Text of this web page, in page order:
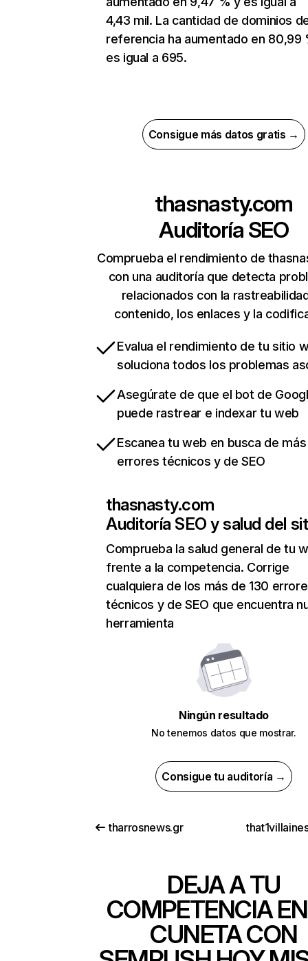
4,43 mil. La cantidad de dominios
referencia ha aumentado en 80,99
es igual a 695.
Consigue más datos gratis →
thasnasty.com
Auditoría SEO
Comprueba el rendimiento de
con una auditoría que detecta
relacionados con la
contenido, los enlaces y la
Evalua el rendimiento de tu sitio
soluciona todos los problemas
Asegúrate de que el bot de
puede rastrear e indexar tu web
Escanea tu web en busca de
errores técnicos y de SEO
thasnasty.com
Auditoría SEO y salud del
Comprueba la salud general de tu
frente a la competencia. Corrige
cualquiera de los más de 130
técnicos y de SEO que encuentra
herramienta
Ningún resultado
No tenemos datos que mostrar.
Consigue tu auditoría →
tharrosnews.gr
DEJA A TU
COMPETENCIA
CUNETA CON